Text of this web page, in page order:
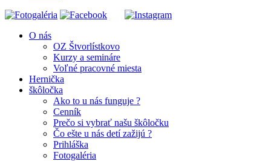
O nás
OZ Štvorlístkovo
Kurzy a semináre
Voľné pracovné miesta
Hernička
škôločka
Ako to u nás funguje ?
Cenník
Prečo si vybrať našu škôločku
Čo ešte u nás detí zažijú ?
Prihláška
Fotogaléria